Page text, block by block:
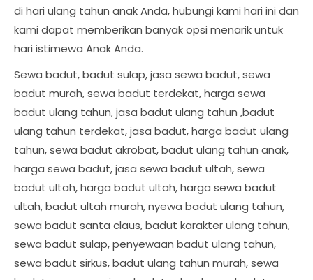
di hari ulang tahun anak Anda, hubungi kami hari ini dan
kami dapat memberikan banyak opsi menarik untuk
hari istimewa Anak Anda.
Sewa badut, badut sulap, jasa sewa badut, sewa
badut murah, sewa badut terdekat, harga sewa
badut ulang tahun, jasa badut ulang tahun ,badut
ulang tahun terdekat, jasa badut, harga badut ulang
tahun, sewa badut akrobat, badut ulang tahun anak,
harga sewa badut, jasa sewa badut ultah, sewa
badut ultah, harga badut ultah, harga sewa badut
ultah, badut ultah murah, nyewa badut ulang tahun,
sewa badut santa claus, badut karakter ulang tahun,
sewa badut sulap, penyewaan badut ulang tahun,
sewa badut sirkus, badut ulang tahun murah, sewa